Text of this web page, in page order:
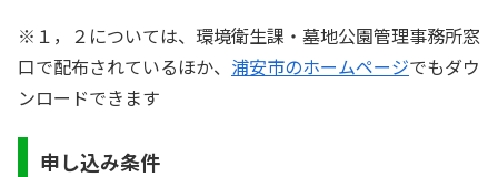
※１，２については、環境衛生課・墓地公園管理事務所窓
口で配布されているほか、 浦安市のホームページでもダウ
ンロードできます
申し込み条件